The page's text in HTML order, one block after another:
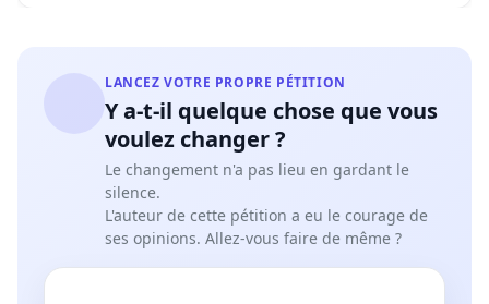
LANCEZ VOTRE PROPRE PÉTITION
Y a-t-il quelque chose que vous
voulez changer ?
Le changement n'a pas lieu en gardant le
silence.
L'auteur de cette pétition a eu le courage de
ses opinions. Allez-vous faire de même ?